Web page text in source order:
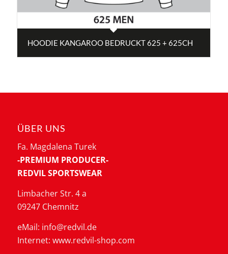
HOODIE KANGAROO BEDRUCKT 625 + 625CH
ÜBER UNS
Fa. Magdalena Turek
-PREMIUM PRODUCER-
REDVIL SPORTSWEAR
Limbacher Str. 4 a
09247 Chemnitz
eMail: info@redvil.de
Internet: www.redvil-shop.com